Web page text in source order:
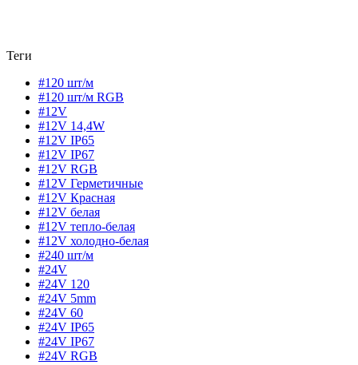
Теги
#120 шт/м
#120 шт/м RGB
#12V
#12V 14,4W
#12V IP65
#12V IP67
#12V RGB
#12V Герметичные
#12V Красная
#12V белая
#12V тепло-белая
#12V холодно-белая
#240 шт/м
#24V
#24V 120
#24V 5mm
#24V 60
#24V IP65
#24V IP67
#24V RGB